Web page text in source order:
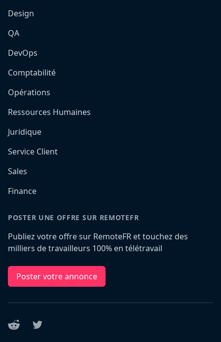
Design
QA
DevOps
Comptabilité
Opérations
Ressources Humaines
Juridique
Service Client
Sales
Finance
POSTER UNE OFFRE SUR REMOTEFR
Publiez votre offre sur RemoteFR et touchez des
milliers de travailleurs 100% en télétravail
Poster votre annonce
Reddit Twitter